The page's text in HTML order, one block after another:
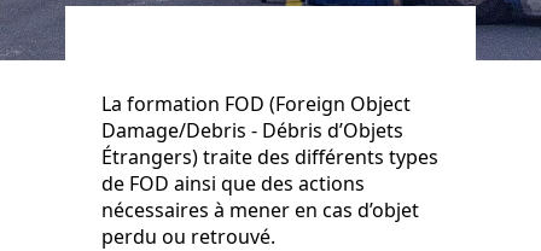
La formation FOD (Foreign Object
Damage/Debris - Débris d’Objets
Étrangers) traite des différents types
de FOD ainsi que des actions
nécessaires à mener en cas d’objet
perdu ou retrouvé.